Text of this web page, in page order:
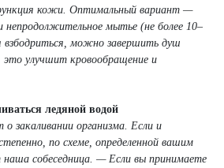
кожи. Оптимальный вариант —
непродолжительное мытье (не более 10–
взбодриться, можно завершить душ
это улучшит кровообращение и
ледяной водой
о закаливании организма. Если и
по схеме, определенной вашим
собеседница. — Если вы принимаете